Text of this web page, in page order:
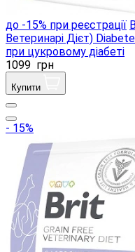
до -15% при реєстрації
Ветеринарі Дієт)
при цукровому діабеті
1099 грн
Купити
- 15%